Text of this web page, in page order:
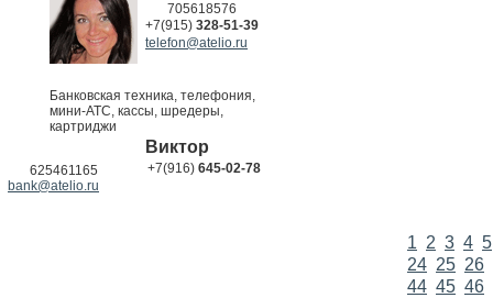
705618576
+7(915) 328-51-39
telefon@atelio.ru
Банковская техника, телефония,
мини-АТС, кассы, шредеры,
картриджи
Виктор
625461165 +7(916) 645-02-78
bank@atelio.ru
1 2 3 4 5
24 25 26
44 45 46